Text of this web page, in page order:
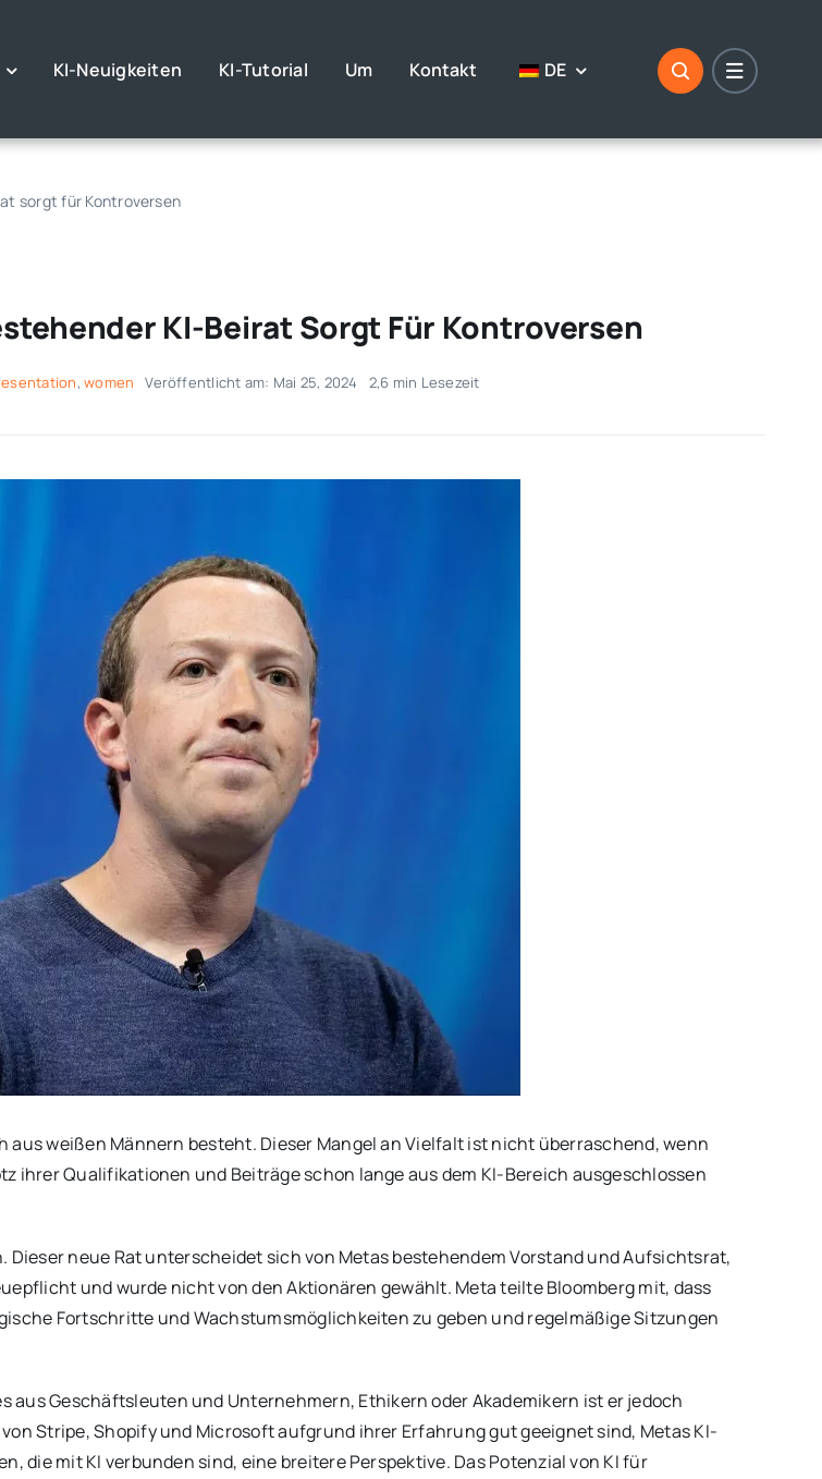
KI-Neuigkeiten KI-Tutorial Um Kontakt DE
sorgt für Kontroversen
KI-Beirat Sorgt Für Kontroversen
,women Veröffentlicht am: Mai 25, 2024 2,6 min Lesezeit
weißen Männern besteht. Dieser Mangel an Vielfalt ist nicht überraschend, wenn
ihrer Qualifikationen und Beiträge schon lange aus dem KI-Bereich ausgeschlossen
neue Rat unterscheidet sich von Metas bestehendem Vorstand und Aufsichtsrat,
und wurde nicht von den Aktionären gewählt. Meta teilte Bloomberg mit, dass
Fortschritte und Wachstumsmöglichkeiten zu geben und regelmäßige Sitzungen
Geschäftsleuten und Unternehmern, Ethikern oder Akademikern ist er jedoch
Stripe, Shopify und Microsoft aufgrund ihrer Erfahrung gut geeignet sind, Metas KI-
die mit KI verbunden sind, eine breitere Perspektive. Das Potenzial von KI für